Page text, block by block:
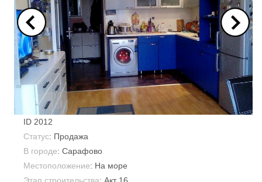
ID 2012
Статус: Продажа
В городе: Сарафово
Местоположение: На море